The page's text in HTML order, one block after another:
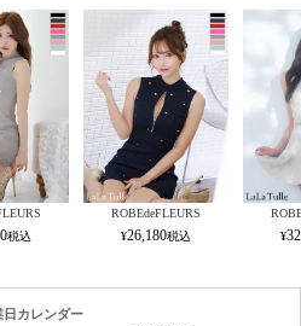
ROBEdeFLEURS
26,180
日カレンダー